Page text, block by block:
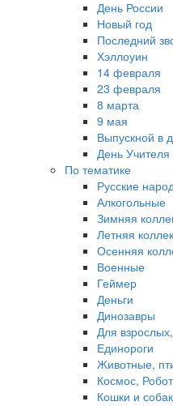
День России
Новый год
Последний
Хэллоуин
14 февраля
23 февраля
8 марта
9 мая
Выпускной в
День Учителя
По тематике
Русские
Алкогольные
Зимняя
Летняя
Осенняя
Военные
Геймер
Деньги
Динозавры
Для
Единороги
Животные,
Космос,
Кошки и